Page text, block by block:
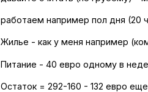
работаем например пол дня (20
Жилье - как у меня например
Питание - 40 евро одному в
Остаток = 292-160 - 132 евро